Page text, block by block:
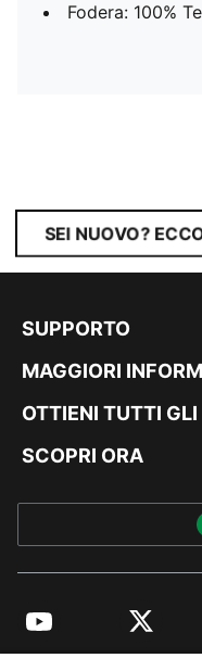
Fodera: 100%
SEI NUOVO?
SUPPORTO
MAGGIORI
OTTIENI TUTTI
SCOPRI ORA
YouTube Twitter